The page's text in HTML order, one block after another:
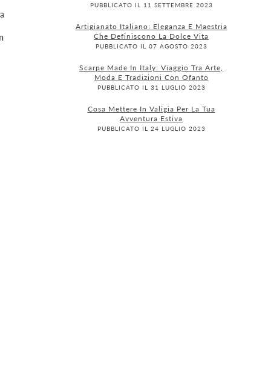
PUBBLICATO IL 11 SETTEMBRE 2023
Artigianato Italiano: Eleganza E Maestria
Che Definiscono La Dolce Vita
PUBBLICATO IL 07 AGOSTO 2023
Scarpe Made In Italy: Viaggio Tra Arte,
Moda E Tradizioni Con Ofanto
PUBBLICATO IL 31 LUGLIO 2023
Cosa Mettere In Valigia Per La Tua
Avventura Estiva
PUBBLICATO IL 24 LUGLIO 2023